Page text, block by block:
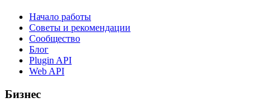
Начало работы
Советы и рекомендации
Сообщество
Блог
Plugin API
Web API
Бизнес